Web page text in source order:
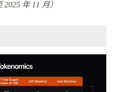
2025 年 11 月）